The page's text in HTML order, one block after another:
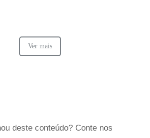
Ver mais
deste conteúdo? Conte nos